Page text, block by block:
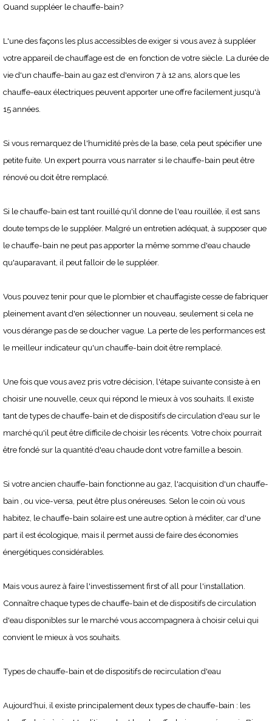
Quand suppléer le chauffe-bain?
L'une des façons les plus accessibles de exiger si vous avez à suppléer
votre appareil de chauffage est de en fonction de votre siècle. La durée de
vie d'un chauffe-bain au gaz est d'environ 7 à 12 ans, alors que les
chauffe-eaux électriques peuvent apporter une offre facilement jusqu'à
15 années.
Si vous remarquez de l'humidité près de la base, cela peut spécifier une
petite fuite. Un expert pourra vous narrater si le chauffe-bain peut être
rénové ou doit être remplacé.
Si le chauffe-bain est tant rouillé qu'il donne de l'eau rouillée, il est sans
doute temps de le suppléer. Malgré un entretien adéquat, à supposer que
le chauffe-bain ne peut pas apporter la même somme d'eau chaude
qu'auparavant, il peut falloir de le suppléer.
Vous pouvez tenir pour que le plombier et chauffagiste cesse de fabriquer
pleinement avant d'en sélectionner un nouveau, seulement si cela ne
vous dérange pas de se doucher vague. La perte de les performances est
le meilleur indicateur qu'un chauffe-bain doit être remplacé.
Une fois que vous avez pris votre décision, l'étape suivante consiste à en
choisir une nouvelle, ceux qui répond le mieux à vos souhaits. Il existe
tant de types de chauffe-bain et de dispositifs de circulation d'eau sur le
marché qu'il peut être difficile de choisir les récents. Votre choix pourrait
être fondé sur la quantité d'eau chaude dont votre famille a besoin.
Si votre ancien chauffe-bain fonctionne au gaz, l'acquisition d'un chauffe-
bain , ou vice-versa, peut être plus onéreuses. Selon le coin où vous
habitez, le chauffe-bain solaire est une autre option à méditer, car d'une
part il est écologique, mais il permet aussi de faire des économies
énergétiques considérables.
Mais vous aurez à faire l'investissement first of all pour l'installation.
Connaître chaque types de chauffe-bain et de dispositifs de circulation
d'eau disponibles sur le marché vous accompagnera à choisir celui qui
convient le mieux à vos souhaits.
Types de chauffe-bain et de dispositifs de recirculation d'eau
Aujourd'hui, il existe principalement deux types de chauffe-bain : les